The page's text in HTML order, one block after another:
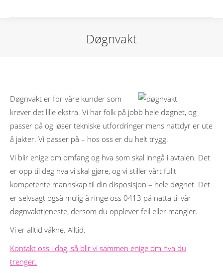
Døgnvakt
Døgnvakt er for våre kunder som
krever det lille ekstra. Vi har folk på jobb hele døgnet, og
passer på og løser tekniske utfordringer mens nattdyr er ute
å jakter. Vi passer på – hos oss er du helt trygg.
Vi blir enige om omfang og hva som skal inngå i avtalen. Det
er opp til deg hva vi skal gjøre, og vi stiller vårt fullt
kompetente mannskap til din disposisjon – hele døgnet. Det
er selvsagt også mulig å ringe oss 0413 på natta til vår
døgnvakttjeneste, dersom du opplever feil eller mangler.
Vi er alltid våkne. Alltid.
Kontakt oss i dag, så blir vi sammen enige om hva du
trenger.